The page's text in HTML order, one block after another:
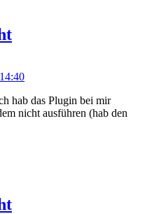
hab das Plugin bei mir
nicht ausführen (hab den